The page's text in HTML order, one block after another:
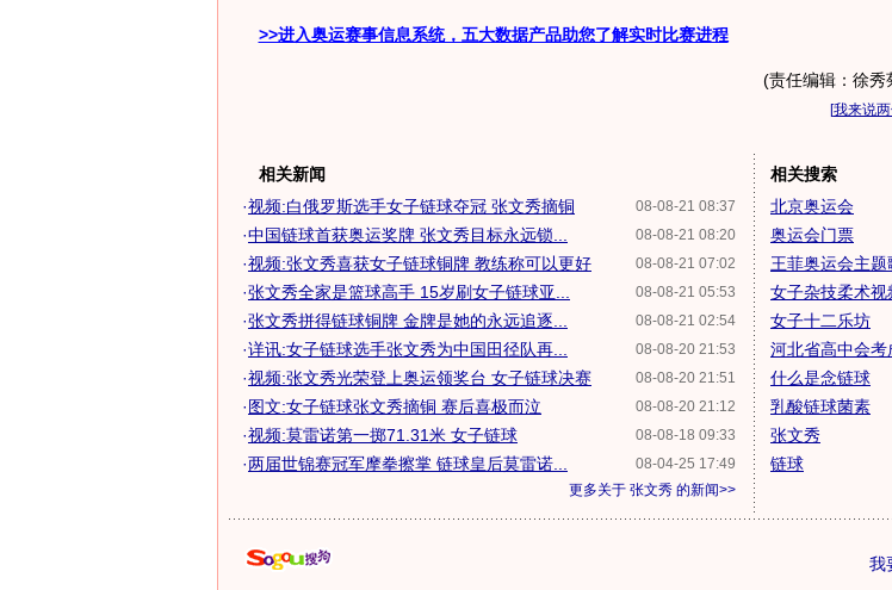
>>进入奥运赛事信息系统，五大数据产品助您了解实时比赛进程
(责任编辑：徐秀
[我来说
相关新闻
08-08-21 08:37
·视频:白俄罗斯选手女子链球夺冠 张文秀摘铜
08-08-21 08:20
·中国链球首获奥运奖牌 张文秀目标永远锁...
08-08-21 07:02
·视频:张文秀喜获女子链球铜牌 教练称可以更好
08-08-21 05:53
·张文秀全家是篮球高手 15岁刷女子链球亚...
08-08-21 02:54
·张文秀拼得链球铜牌 金牌是她的永远追逐...
08-08-20 21:53
·详讯:女子链球选手张文秀为中国田径队再...
08-08-20 21:51
·视频:张文秀光荣登上奥运领奖台 女子链球决赛
08-08-20 21:12
·图文:女子链球张文秀摘铜 赛后喜极而泣
08-08-18 09:33
·视频:莫雷诺第一掷71.31米 女子链球
08-04-25 17:49
·两届世锦赛冠军摩拳擦掌 链球皇后莫雷诺...
更多关于 张文秀 的新闻>>
相关搜索
北京奥运会
奥运会门票
王菲奥运会主题
女子杂技柔术视
女子十二乐坊
河北省高中会考
什么是念链球
乳酸链球菌素
张文秀
链球
我